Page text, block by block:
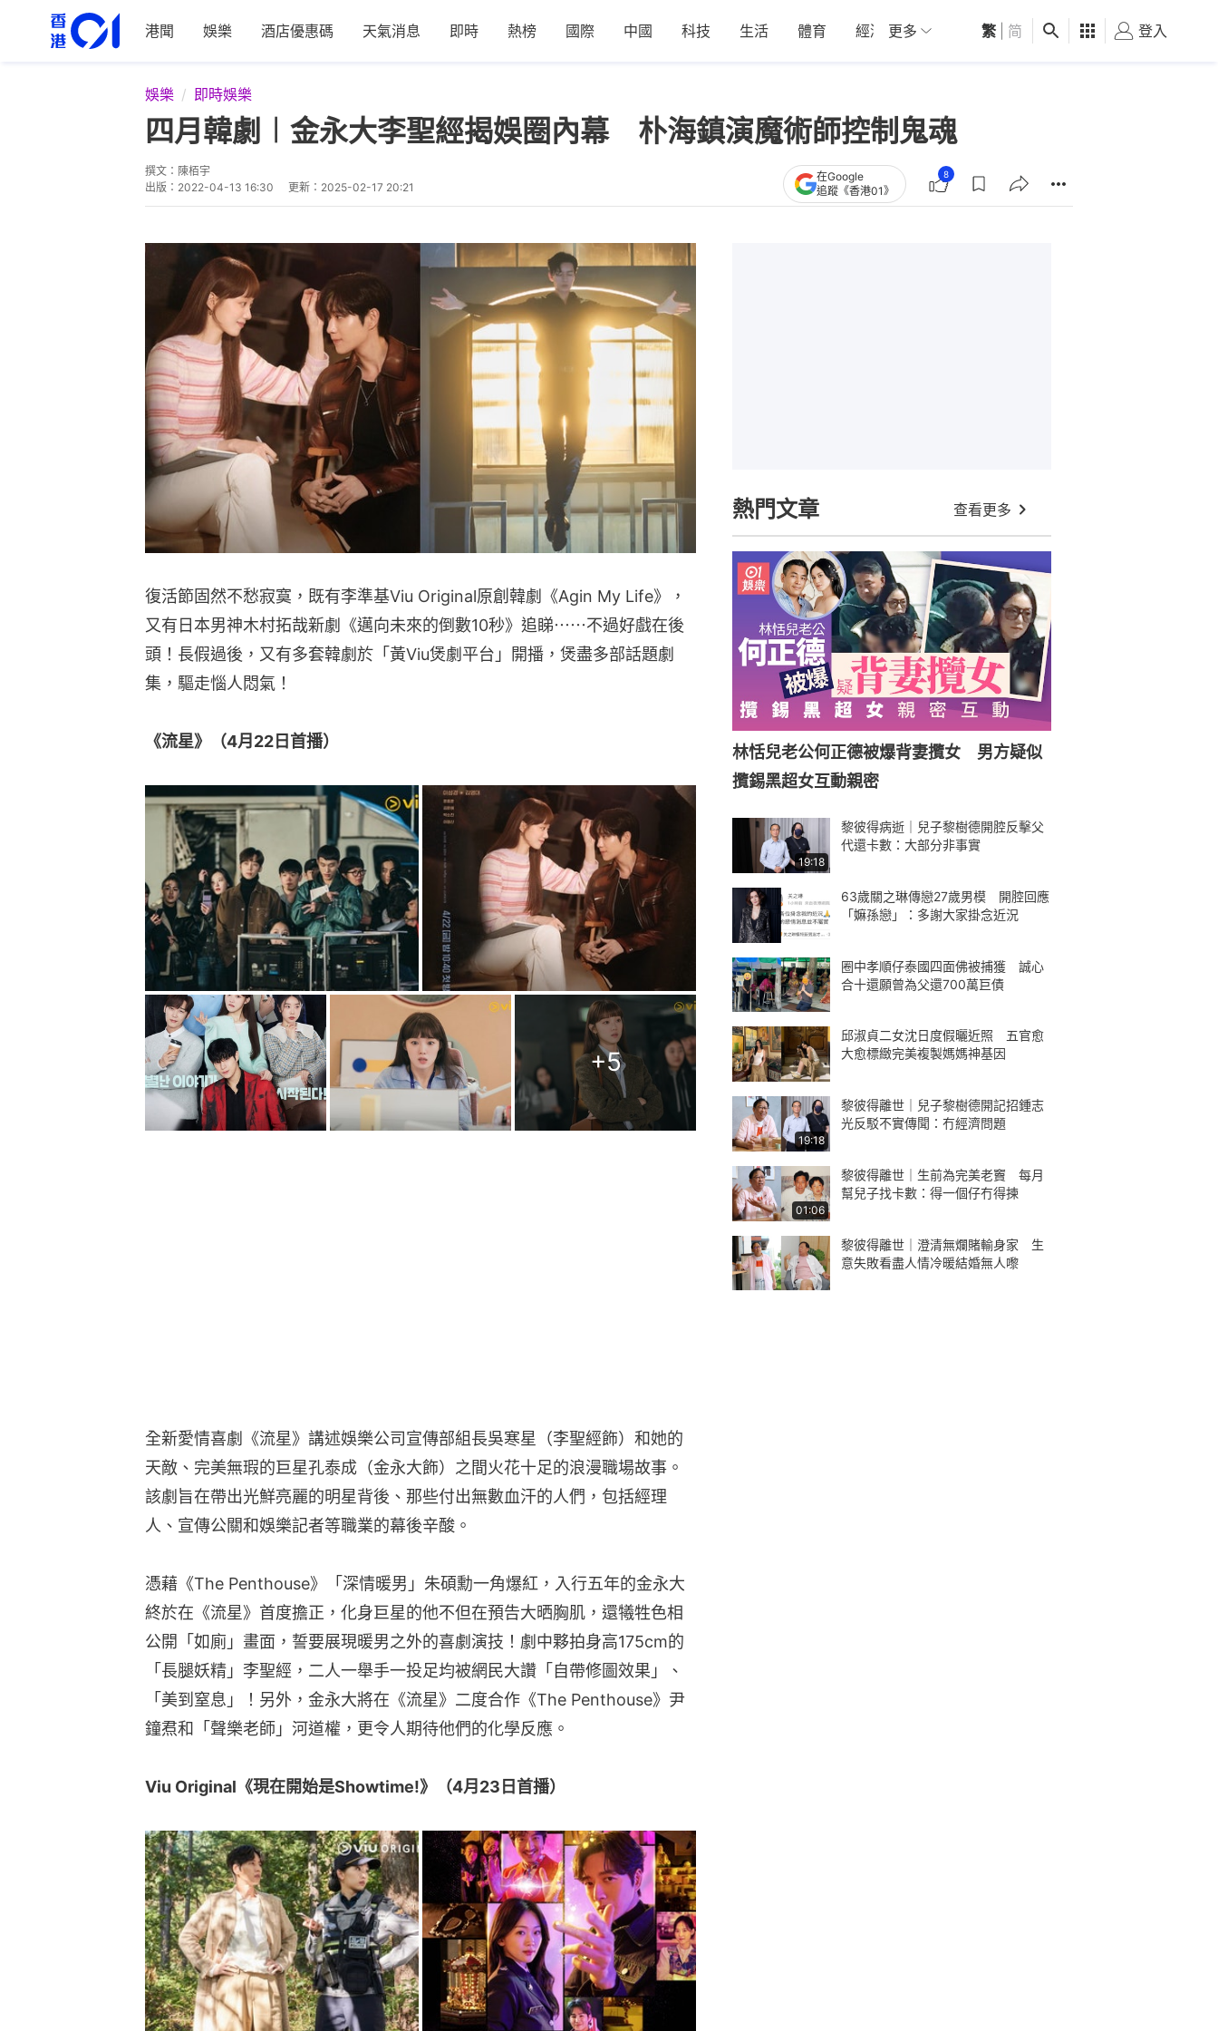
港聞 娛樂 酒店優惠碼 天氣消息 即時 熱榜 國際 中國 科技 生活 體育 經濟 01深圳 觀點 健康 好食玩飛
更多 繁 简 登入
娛樂 即時娛樂
四月韓劇︱金永大李聖經揭娛圈內幕 朴海鎮演魔術師控制鬼魂
撰文： 陳栢宇
出版： 2022-04-13 16:30 更新： 2025-02-17 20:21
在Google
追蹤《香港01》
8
復活節固然不愁寂寞，既有李準基Viu Original原創韓劇《Agin My Life》，
又有日本男神木村拓哉新劇《邁向未來的倒數10秒》追睇⋯⋯不過好戲在後
頭！長假過後，又有多套韓劇於「黃Viu煲劇平台」開播，煲盡多部話題劇
集，驅走惱人悶氣！
《流星》（4月22日首播）
+5
全新愛情喜劇《流星》講述娛樂公司宣傳部組長吳寒星（李聖經飾）和她的
天敵、完美無瑕的巨星孔泰成（金永大飾）之間火花十足的浪漫職場故事。
該劇旨在帶出光鮮亮麗的明星背後、那些付出無數血汗的人們，包括經理
人、宣傳公關和娛樂記者等職業的幕後辛酸。
憑藉《The Penthouse》「深情暖男」朱碩勳一角爆紅，入行五年的金永大
終於在《流星》首度擔正，化身巨星的他不但在預告大晒胸肌，還犧牲色相
公開「如廁」畫面，誓要展現暖男之外的喜劇演技！劇中夥拍身高175cm的
「長腿妖精」李聖經，二人一舉手一投足均被網民大讚「自帶修圖效果」、
「美到窒息」！另外，金永大將在《流星》二度合作《The Penthouse》尹
鐘焄和「聲樂老師」河道權，更令人期待他們的化學反應。
Viu Original《現在開始是Showtime!》（4月23日首播）
熱門文章 查看更多
林恬兒老公何正德被爆背妻攬女 男方疑似
攬錫黑超女互動親密
19:18
黎彼得病逝｜兒子黎樹德開腔反擊父
代還卡數：大部分非事實
63歲關之琳傳戀27歲男模 開腔回應
「嫲孫戀」：多謝大家掛念近況
圈中孝順仔泰國四面佛被捕獲 誠心
合十還願曾為父還700萬巨債
邱淑貞二女沈日度假曬近照 五官愈
大愈標緻完美複製媽媽神基因
19:18
黎彼得離世｜兒子黎樹德開記招鍾志
光反駁不實傳聞：冇經濟問題
01:06
黎彼得離世｜生前為完美老竇 每月
幫兒子找卡數：得一個仔冇得揀
黎彼得離世｜澄清無爛賭輸身家 生
意失敗看盡人情冷暖結婚無人嚟